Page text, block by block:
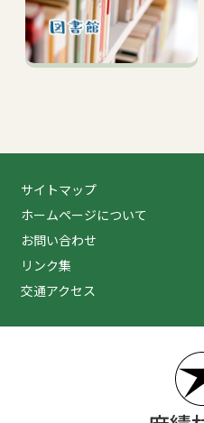
サイトマップ
ホームページについて
お問い合わせ
リンク集
交通アクセス